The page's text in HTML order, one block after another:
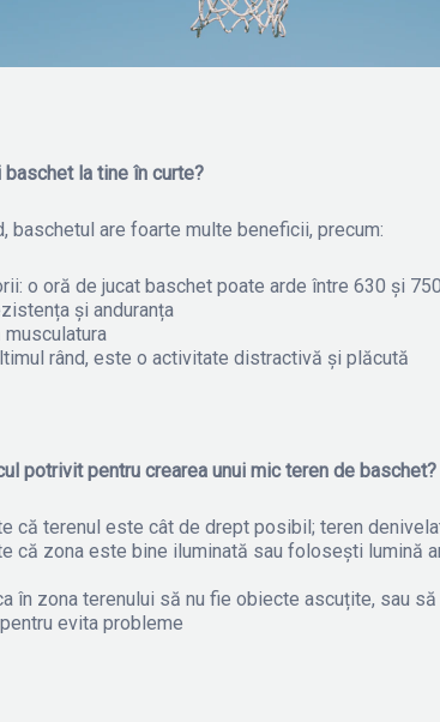
baschet la tine în curte?
baschetul are foarte multe beneficii, precum:
o oră de jucat baschet poate arde între 630 și
și anduranța
rând, este o activitate distractivă și plăcută
potrivit pentru crearea unui mic teren de baschet?
că terenul este cât de drept posibil; teren
că zona este bine iluminată sau folosești lumină
în zona terenului să nu fie obiecte ascuțite, sau
evita probleme